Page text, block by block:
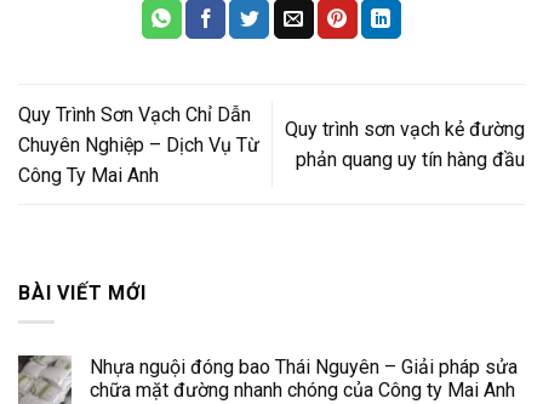
Quy Trình Sơn Vạch Chỉ Dẫn
Chuyên Nghiệp – Dịch Vụ Từ
Công Ty Mai Anh
Quy trình sơn vạch kẻ đường
phản quang uy tín hàng đầu
BÀI VIẾT MỚI
Nhựa nguội đóng bao Thái Nguyên – Giải pháp sửa
chữa mặt đường nhanh chóng của Công ty Mai Anh